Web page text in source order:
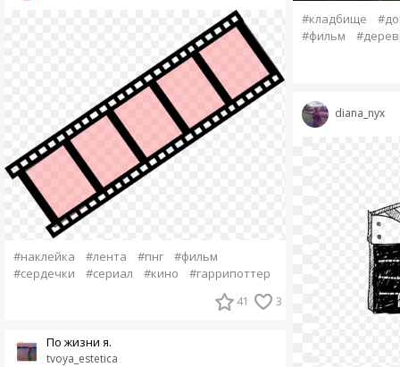
#наклейка #лента #пнг
#фильм
#сердечки
#сериал #кино #гаррипоттер
41 3
tvoya_estetica
По жизни я.
#кладбище
#фильм
diana_nyx